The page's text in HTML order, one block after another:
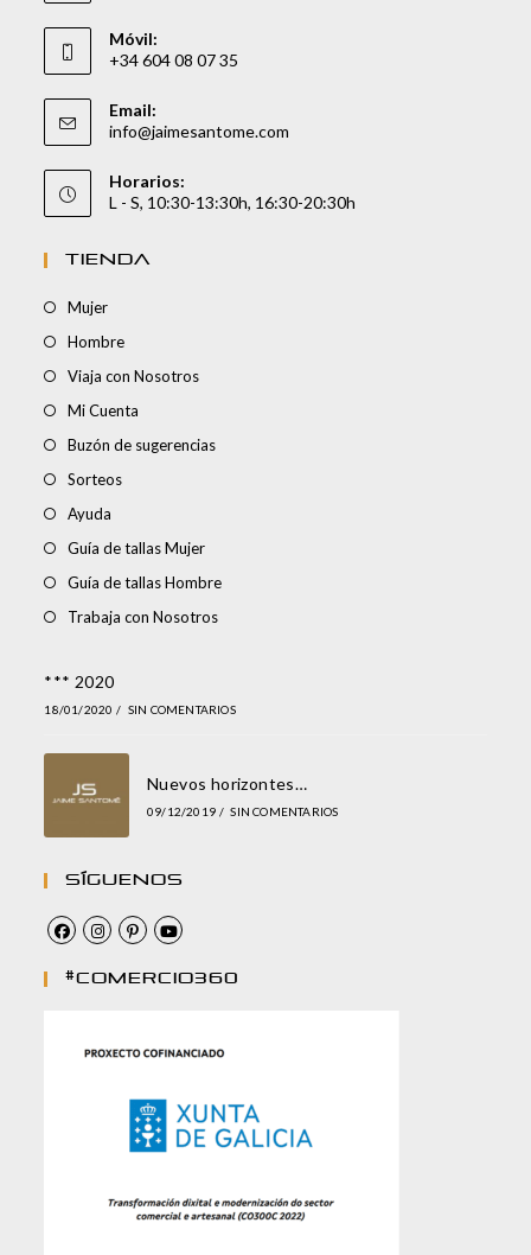
Móvil:
+34 604 08 07 35
Email:
info@jaimesantome.com
Horarios:
L - S, 10:30-13:30h, 16:30-20:30h
TIENDA
Mujer
Hombre
Viaja con Nosotros
Mi Cuenta
Buzón de sugerencias
Sorteos
Ayuda
Guía de tallas Mujer
Guía de tallas Hombre
Trabaja con Nosotros
*** 2020
18/01/2020 / SIN COMENTARIOS
Nuevos horizontes…
09/12/2019 / SIN COMENTARIOS
Síguenos
#comercio360